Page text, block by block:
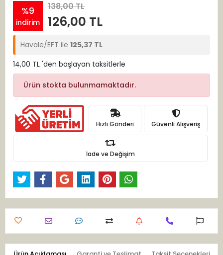
%9
indirim
138,00 TL
126,00 TL
Havale/EFT ile 125,37 TL
14,00 TL 'den başlayan taksitlerle
Ürün stokta bulunmamaktadır.
Hızlı Gönderi Güvenli Alışveriş
İade ve Değişim